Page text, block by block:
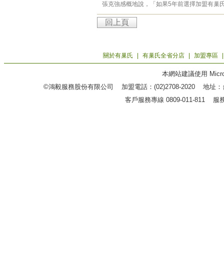
張克強感概地說，「如果5年前選擇加盟有巢
回上頁
關於有巢氏 有巢氏全省分店 加盟專區
本網站建議使用
©鴻毅服務股份有限公司 加盟電話：(02)2708-2020 地址
客戶服務專線 0809-011-811